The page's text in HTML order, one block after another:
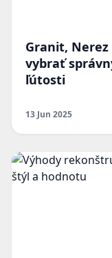
Granit,
vybrať
ľútosti
13 Jun 2025